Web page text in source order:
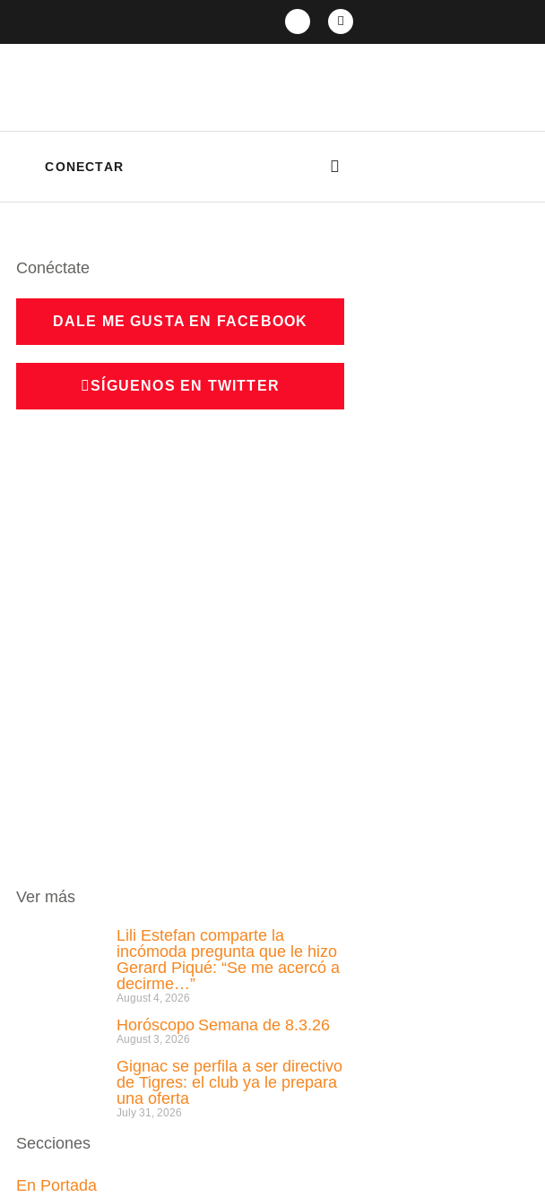
CONECTAR
Conéctate
DALE ME GUSTA EN FACEBOOK
SÍGUENOS EN TWITTER
Ver más
Lili Estefan comparte la
incómoda pregunta que le hizo
Gerard Piqué: “Se me acercó a
decirme…”
August 4, 2026
Horóscopo Semana de 8.3.26
August 3, 2026
Gignac se perfila a ser directivo
de Tigres: el club ya le prepara
una oferta
July 31, 2026
Secciones
En Portada